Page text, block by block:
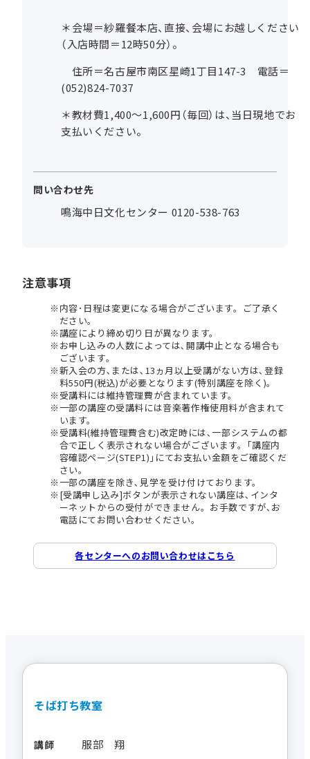
＊会場＝紗羅餐本店、直接、会場にお越しください
（入店時間＝12時50分）。
住所＝名古屋市南区星崎1丁目147-3 電話＝
(052)824-7037
＊教材費1,400～1,600円（毎回）は、当日現地でお
支払いください。
問い合わせ先
鳴海中日文化センター 0120-538-763
注意事項
内容･日程は変更になる場合がございます。ご了承く
ださい。
講座により締め切り日が異なります。
お申し込みの人数によっては､開講中止となる場合も
ございます。
新入会の方､または､13ヵ月以上受講がない方は､登録
料550円(税込)が必要となります(特別講座を除く)。
受講料には維持管理費が含まれています。
一部の講座の受講料には音楽著作権使用料が含まれて
います。
受講料(維持管理費含む)改定時には､一部システムの都
合で正しく表示されない場合がございます。｢講座内
容確認ページ(STEP1)｣にてお支払い金額をご確認くだ
さい。
一部の講座を除き､見学を受け付けております。
[受講申し込み]ボタンが表示されない講座は､インタ
ーネットからの受付ができません。お手数ですが､お
電話にてお問い合わせください。
各センターへのお問い合わせはこちら
そば打ち教室
講師 服部 翔